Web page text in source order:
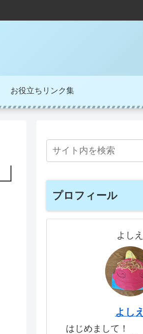
お役立ちリンク集
プロフィール
よしえ
よしえ
はじめまして！